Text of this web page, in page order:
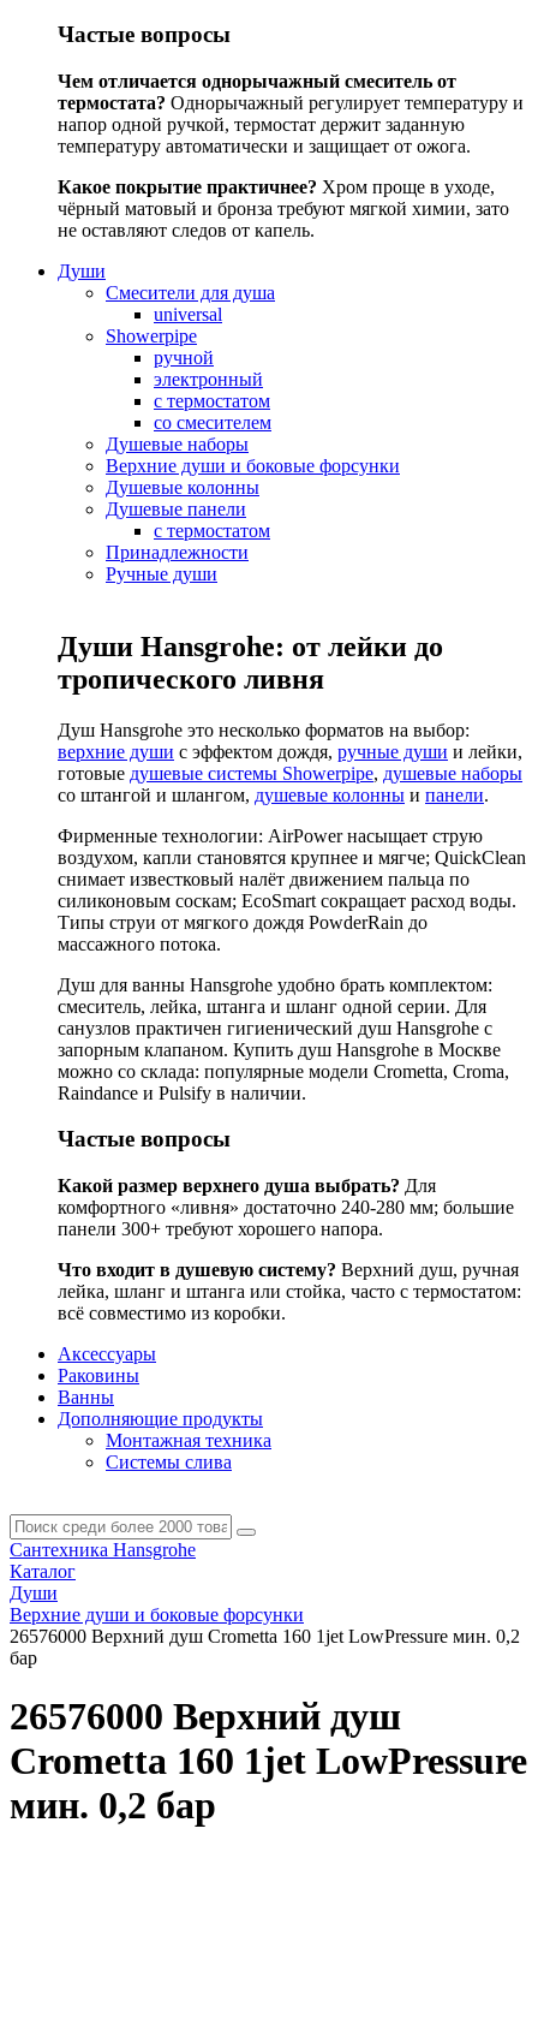
Частые вопросы
Чем отличается однорычажный смеситель от
термостата? Однорычажный регулирует температуру и
напор одной ручкой, термостат держит заданную
температуру автоматически и защищает от ожога.
Какое покрытие практичнее? Хром проще в уходе,
чёрный матовый и бронза требуют мягкой химии, зато
не оставляют следов от капель.
Души
Смесители для душа
universal
Showerpipe
ручной
электронный
с термостатом
со смесителем
Душевые наборы
Верхние души и боковые форсунки
Душевые колонны
Душевые панели
с термостатом
Принадлежности
Ручные души
Души Hansgrohe: от лейки до
тропического ливня
Душ Hansgrohe это несколько форматов на выбор:
верхние души с эффектом дождя, ручные души и лейки,
готовые душевые системы Showerpipe, душевые наборы
со штангой и шлангом, душевые колонны и панели.
Фирменные технологии: AirPower насыщает струю
воздухом, капли становятся крупнее и мягче; QuickClean
снимает известковый налёт движением пальца по
силиконовым соскам; EcoSmart сокращает расход воды.
Типы струи от мягкого дождя PowderRain до
массажного потока.
Душ для ванны Hansgrohe удобно брать комплектом:
смеситель, лейка, штанга и шланг одной серии. Для
санузлов практичен гигиенический душ Hansgrohe с
запорным клапаном. Купить душ Hansgrohe в Москве
можно со склада: популярные модели Crometta, Croma,
Raindance и Pulsify в наличии.
Частые вопросы
Какой размер верхнего душа выбрать? Для
комфортного «ливня» достаточно 240-280 мм; большие
панели 300+ требуют хорошего напора.
Что входит в душевую систему? Верхний душ, ручная
лейка, шланг и штанга или стойка, часто с термостатом:
всё совместимо из коробки.
Аксессуары
Раковины
Ванны
Дополняющие продукты
Монтажная техника
Системы слива
Сантехника Hansgrohe
Каталог
Души
Верхние души и боковые форсунки
26576000 Верхний душ Crometta 160 1jet LowPressure мин. 0,2
бар
26576000 Верхний душ
Crometta 160 1jet LowPressure
мин. 0,2 бар